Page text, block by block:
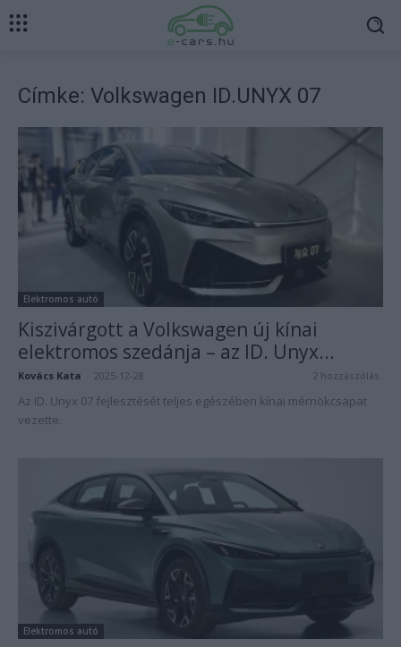
Címke: Volkswagen ID.UNYX 07
Elektromos autó
Kiszivárgott a Volkswagen új kínai
elektromos szedánja – az ID. Unyx...
Kovács Kata 2025-12-28 2 hozzászólás
Az ID. Unyx 07 fejlesztését teljes egészében kínai mérnökcsapat
vezette.
Elektromos autó